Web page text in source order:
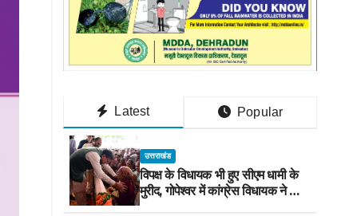
Latest Popular
उत्तराखंड
विपक्ष के विधायक भी हुए सीएम धामी के
मुरीद, गोपेश्वर में कांग्रेस विधायक ने मंच
से की खुलकर तारीफ*